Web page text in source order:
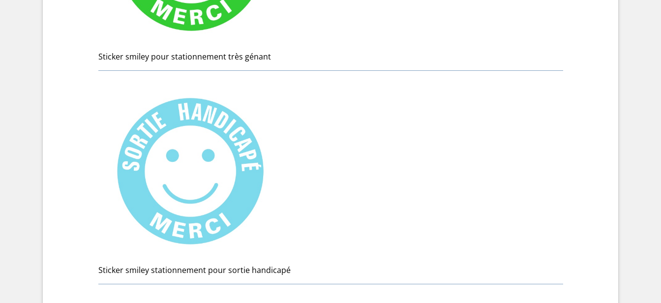
Sticker smiley pour stationnement très génant
Sticker smiley stationnement pour sortie handicapé